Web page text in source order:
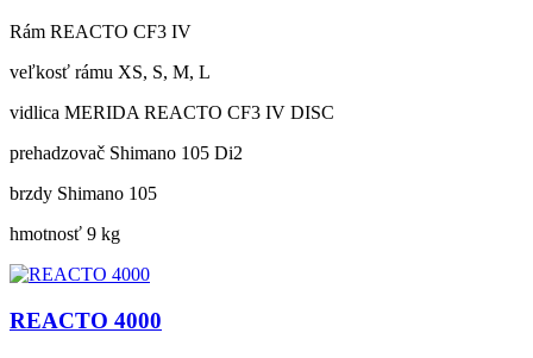
Rám REACTO CF3 IV
veľkosť rámu XS, S, M, L
vidlica MERIDA REACTO CF3 IV DISC
prehadzovač Shimano 105 Di2
brzdy Shimano 105
hmotnosť 9 kg
REACTO 4000